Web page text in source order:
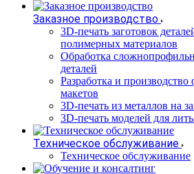
Заказное производство
3D-печать заготовок
полимерных материалов
Обработка
деталей
Разработка и
макетов
3D-печать из металлов на
3D-печать моделей для
Техническое обслуживание
Техническое обслуживание